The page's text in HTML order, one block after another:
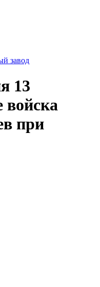
завод
13
войска
при